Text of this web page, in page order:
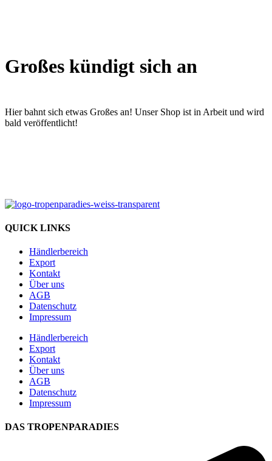
Großes kündigt sich an
Hier bahnt sich etwas Großes an! Unser Shop ist in Arbeit und wird
bald veröffentlicht!
QUICK LINKS
Händlerbereich
Export
Kontakt
Über uns
AGB
Datenschutz
Impressum
Händlerbereich
Export
Kontakt
Über uns
AGB
Datenschutz
Impressum
DAS TROPENPARADIES